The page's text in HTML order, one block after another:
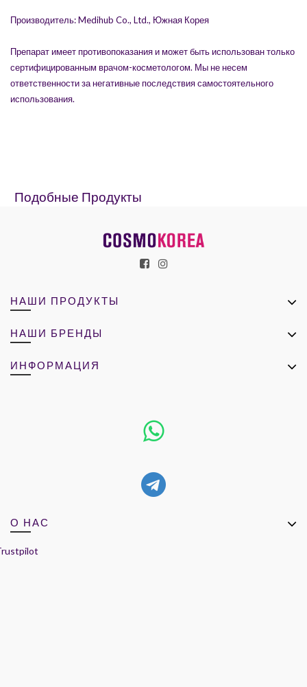
Производитель: Medihub Co., Ltd., Южная Корея
Препарат имеет противопоказания и может быть использован только
сертифицированным врачом-косметологом. Мы не несем
ответственности за негативные последствия самостоятельного
использования.
Подобные Продукты
НАШИ ПРОДУКТЫ
НАШИ БРЕНДЫ
ИНФОРМАЦИЯ
О НАС